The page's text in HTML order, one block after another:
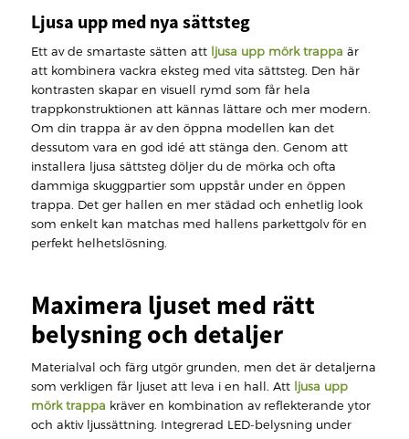
Ljusa upp med nya sättsteg
Ett av de smartaste sätten att ljusa upp mörk trappa är
att kombinera vackra eksteg med vita sättsteg. Den här
kontrasten skapar en visuell rymd som får hela
trappkonstruktionen att kännas lättare och mer modern.
Om din trappa är av den öppna modellen kan det
dessutom vara en god idé att stänga den. Genom att
installera ljusa sättsteg döljer du de mörka och ofta
dammiga skuggpartier som uppstår under en öppen
trappa. Det ger hallen en mer städad och enhetlig look
som enkelt kan matchas med hallens parkettgolv för en
perfekt helhetslösning.
Maximera ljuset med rätt
belysning och detaljer
Materialval och färg utgör grunden, men det är detaljerna
som verkligen får ljuset att leva i en hall. Att ljusa upp
mörk trappa kräver en kombination av reflekterande ytor
och aktiv ljussättning. Integrerad LED-belysning under